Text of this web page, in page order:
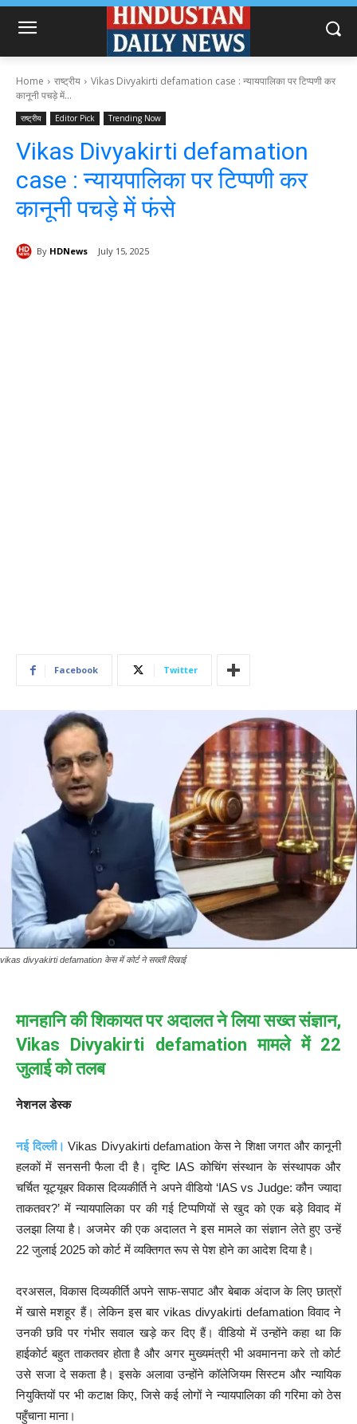
Home राष्ट्रीय
Vikas Divyakirti defamation case : न्यायपालिका पर टिप्पणी कर
कानूनी पचड़े में...
राष्ट्रीय Editor Pick Trending Now
Vikas Divyakirti defamation
case : न्यायपालिका पर टिप्पणी कर
कानूनी पचड़े में फंसे
By HDNews July 15, 2025
Facebook Twitter
vikas divyakirti defamation केस में कोर्ट ने सख्ती दिखाई
मानहानि की शिकायत पर अदालत ने लिया सख्त संज्ञान,
Vikas Divyakirti defamation मामले में 22
जुलाई को तलब
नेशनल डेस्क
नई दिल्ली। Vikas Divyakirti defamation केस ने शिक्षा जगत और कानूनी
हलकों में सनसनी फैला दी है। दृष्टि IAS कोचिंग संस्थान के संस्थापक और
चर्चित यूट्यूबर विकास दिव्यकीर्ति ने अपने वीडियो ‘IAS vs Judge: कौन ज्यादा
ताकतवर?’ में न्यायपालिका पर की गई टिप्पणियों से खुद को एक बड़े विवाद में
उलझा लिया है। अजमेर की एक अदालत ने इस मामले का संज्ञान लेते हुए उन्हें
22 जुलाई 2025 को कोर्ट में व्यक्तिगत रूप से पेश होने का आदेश दिया है।
दरअसल, विकास दिव्यकीर्ति अपने साफ-सपाट और बेबाक अंदाज के लिए छात्रों
में खासे मशहूर हैं। लेकिन इस बार vikas divyakirti defamation विवाद ने
उनकी छवि पर गंभीर सवाल खड़े कर दिए हैं। वीडियो में उन्होंने कहा था कि
हाईकोर्ट बहुत ताकतवर होता है और अगर मुख्यमंत्री भी अवमानना करे तो कोर्ट
उसे सजा दे सकता है। इसके अलावा उन्होंने कॉलेजियम सिस्टम और न्यायिक
नियुक्तियों पर भी कटाक्ष किए, जिसे कई लोगों ने न्यायपालिका की गरिमा को ठेस
पहुँचाना माना।